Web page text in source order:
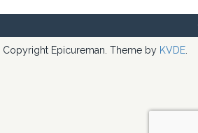
Epicureman. Theme by KVDE.